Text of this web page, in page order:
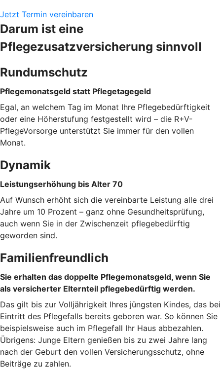
Jetzt Termin vereinbaren
Darum ist eine
Pflegezusatzversicherung sinnvoll
Rundumschutz
Pflegemonatsgeld statt Pflegetagegeld
Egal, an welchem Tag im Monat Ihre Pflegebedürftigkeit
oder eine Höherstufung festgestellt wird – die R+V-
PflegeVorsorge unterstützt Sie immer für den vollen
Monat.
Dynamik
Leistungserhöhung bis Alter 70
Auf Wunsch erhöht sich die vereinbarte Leistung alle drei
Jahre um 10 Prozent – ganz ohne Gesundheitsprüfung,
auch wenn Sie in der Zwischenzeit pflegebedürftig
geworden sind.
Familienfreundlich
Sie erhalten das doppelte Pflegemonatsgeld, wenn Sie
als versicherter Elternteil pflegebedürftig werden.
Das gilt bis zur Volljährigkeit Ihres jüngsten Kindes, das bei
Eintritt des Pflegefalls bereits geboren war. So können Sie
beispielsweise auch im Pflegefall Ihr Haus abbezahlen.
Übrigens: Junge Eltern genießen bis zu zwei Jahre lang
nach der Geburt den vollen Versicherungsschutz, ohne
Beiträge zu zahlen.